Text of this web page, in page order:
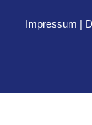
Impressum